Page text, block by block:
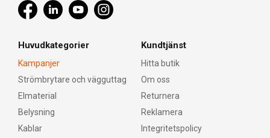
Huvudkategorier
Kampanjer
Strömbrytare och vägguttag
Elmaterial
Belysning
Kablar
Kundtjänst
Hitta butik
Om oss
Returnera
Reklamera
Integritetspolicy